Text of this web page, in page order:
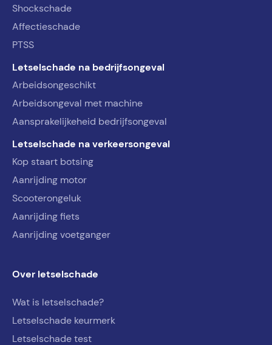
Shockschade
Affectieschade
PTSS
Letselschade na bedrijfsongeval
Arbeidsongeschikt
Arbeidsongeval met machine
Aansprakelijkeheid bedrijfsongeval
Letselschade na verkeersongeval
Kop staart botsing
Aanrijding motor
Scooterongeluk
Aanrijding fiets
Aanrijding voetganger
Over letselschade
Wat is letselschade?
Letselschade keurmerk
Letselschade test